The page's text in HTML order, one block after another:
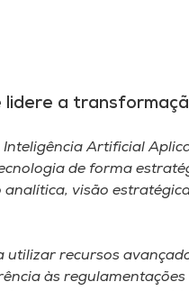
lidere a
Artificial
de forma
visão
recursos
às